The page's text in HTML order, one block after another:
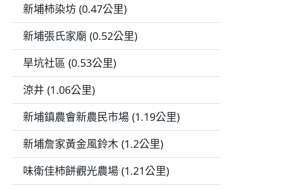
新埔柿染坊 (0.47公里)
新埔張氏家廟 (0.52公里)
旱坑社區 (0.53公里)
涼井 (1.06公里)
新埔鎮農會新農民市場 (1.19公里)
新埔詹家黃金風鈴木 (1.2公里)
味衛佳柿餅觀光農場 (1.21公里)